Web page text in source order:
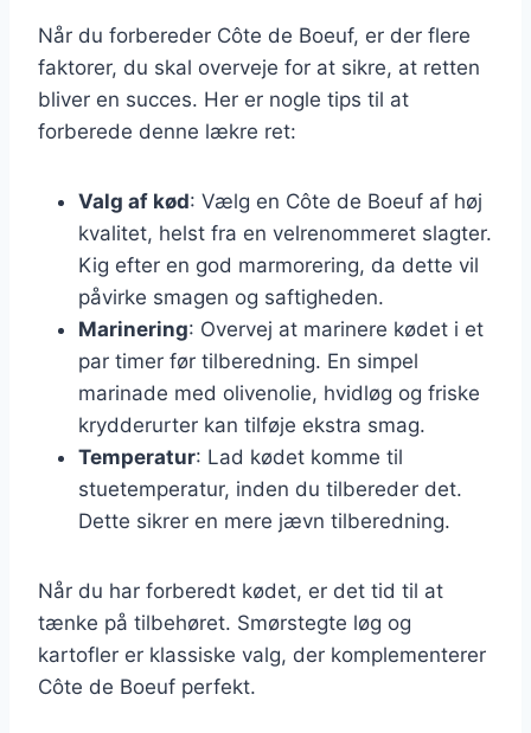
Når du forbereder Côte de Boeuf, er der flere
faktorer, du skal overveje for at sikre, at retten
bliver en succes. Her er nogle tips til at
forberede denne lækre ret:
Valg af kød: Vælg en Côte de Boeuf af høj
kvalitet, helst fra en velrenommeret slagter.
Kig efter en god marmorering, da dette vil
påvirke smagen og saftigheden.
Marinering: Overvej at marinere kødet i et
par timer før tilberedning. En simpel
marinade med olivenolie, hvidløg og friske
krydderurter kan tilføje ekstra smag.
Temperatur: Lad kødet komme til
stuetemperatur, inden du tilbereder det.
Dette sikrer en mere jævn tilberedning.
Når du har forberedt kødet, er det tid til at
tænke på tilbehøret. Smørstegte løg og
kartofler er klassiske valg, der komplementerer
Côte de Boeuf perfekt.